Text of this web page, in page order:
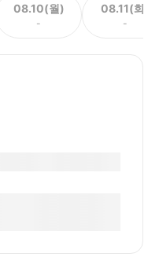
08.10(월)
-
08.11(화)
-